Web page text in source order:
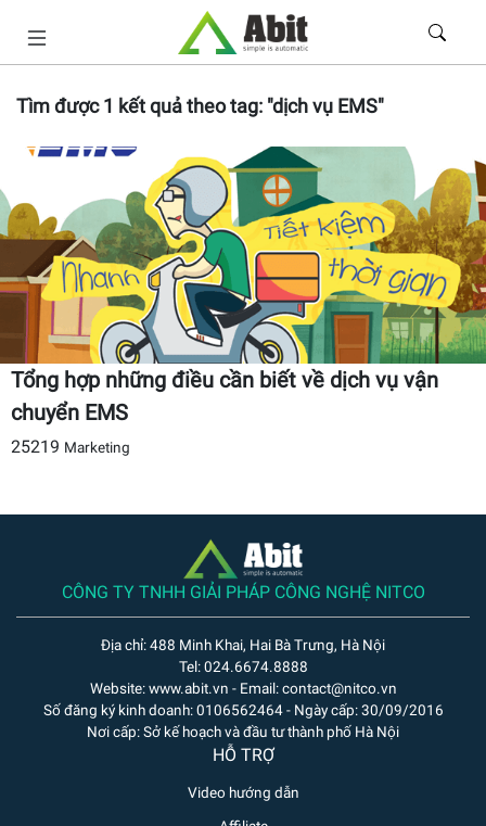
Tìm được1 kết quả theo tag: "dịch vụ EMS"
Tổng hợp những điều cần biết về dịch vụ vận
chuyển EMS
25219 Marketing
CÔNG TY TNHH GIẢI PHÁP CÔNG NGHỆ NITCO
Địa chỉ: 488 Minh Khai, Hai Bà Trưng, Hà Nội
Tel: 024.6674.8888
Website: www.abit.vn - Email: contact@nitco.vn
Số đăng ký kinh doanh: 0106562464 - Ngày cấp: 30/09/2016
Nơi cấp: Sở kế hoạch và đầu tư thành phố Hà Nội
HỖ TRỢ
Video hướng dẫn